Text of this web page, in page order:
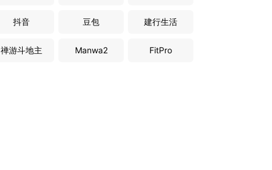
抖音 豆包 建行生活
禅游斗地主 Manwa2 FitPro